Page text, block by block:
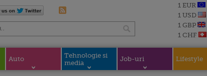
1 EUR
1 USD
1 GBP
1 CHF
Auto
Tehnologie si
media
Job-uri Lifestyle